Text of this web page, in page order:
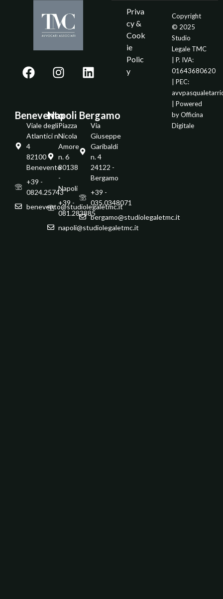
Benevento
Viale degli
Atlantici n.
4
82100 -
Benevento
+39 -
0824.25743
benevento@studiolegaletmc.it
Napoli
Piazza
Nicola
Amore
n. 6
80138
-
Napoli
+39 -
081.283885
napoli@studiolegaletmc.it
Bergamo
Via
Giuseppe
Garibaldi
n. 4
24122 -
Bergamo
+39 -
035.0348071
bergamo@studiolegaletmc.it
Priva
cy &
Cook
ie
Polic
y
Copyright
© 2025
Studio
Legale TMC
| P. IVA:
01643680620
| PEC:
| Powered
byOfficina
Digitale